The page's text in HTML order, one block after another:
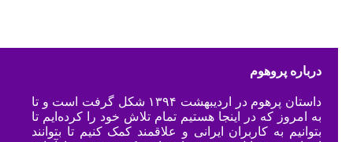
درباره پروهوم
داستان پرهوم در اردیبهشت ۱۳۹۴ شکل گرفت است و تا
به امروز که در اینجا هستیم تمام تلاش خود را کرده‌ایم تا
بتوانیم به کاربران ایرانی و علاقمند کمک کنیم تا بتوانند